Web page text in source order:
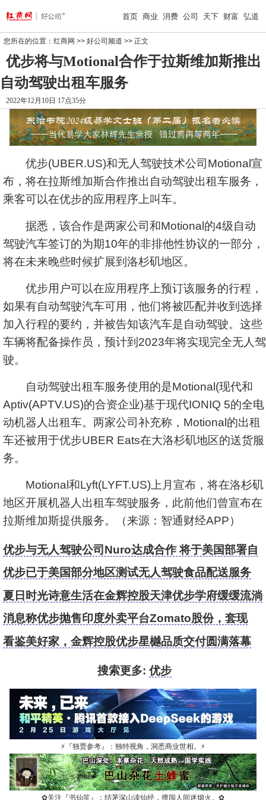
首页 商业 消费 公司 天下 财富 弘道
您所在的位置： 红商网 >> 好公司频道 >> 正文
优步将与Motional合作于拉斯维加斯推出
自动驾驶出租车服务
2022年12月10日 17点35分
优步(UBER.US)和无人驾驶技术公司Motional宣
布，将在拉斯维加斯合作推出自动驾驶出租车服务，
乘客可以在优步的应用程序上叫车。
据悉，该合作是两家公司和Motional的4级自动
驾驶汽车签订的为期10年的非排他性协议的一部分，
将在未来晚些时候扩展到洛杉矶地区。
优步用户可以在应用程序上预订该服务的行程，
如果有自动驾驶汽车可用，他们将被匹配并收到选择
加入行程的要约，并被告知该汽车是自动驾驶。这些
车辆将配备操作员，预计到2023年将实现完全无人驾
驶。
自动驾驶出租车服务使用的是Motional(现代和
Aptiv(APTV.US)的合资企业)基于现代IONIQ 5的全电
动机器人出租车。两家公司补充称，Motional的出租
车还被用于优步UBER Eats在大洛杉矶地区的送货服
务。
Motional和Lyft(LYFT.US)上月宣布，将在洛杉矶
地区开展机器人出租车驾驶服务，此前他们曾宣布在
拉斯维加斯提供服务。（来源：智通财经APP）
优步与无人驾驶公司Nuro达成合作 将于美国部署自
动送餐服务
优步已于美国部分地区测试无人驾驶食品配送服务
夏日时光诗意生活在金辉控股天津优步学府缓缓流淌
消息称优步抛售印度外卖平台Zomato股份，套现
3.92亿美元
看鉴美好家，金辉控股优步星樾品质交付圆满落幕
搜索更多: 优步
⚡ 『独贾参考』：独特视角，洞悉商业世相。 ⚡
✿关注『书仙笙』：结茅深山读仙经，擅闯人间迷烟火。 ✿